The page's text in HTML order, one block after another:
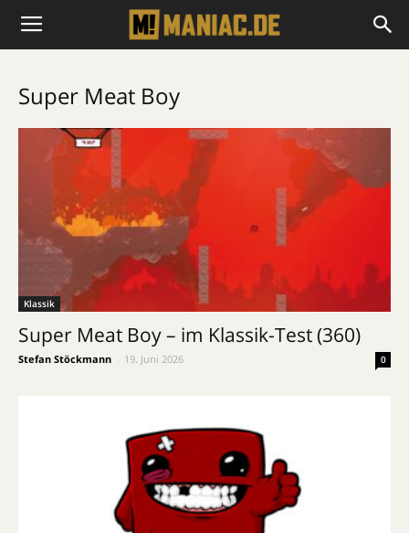
Super Meat Boy
Klassik
Super Meat Boy – im Klassik-Test (360)
Stefan Stöckmann 19. Juni 2026 0